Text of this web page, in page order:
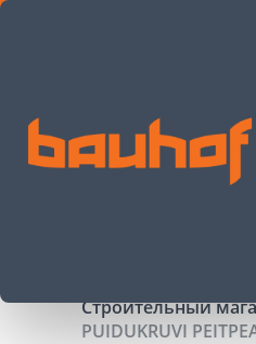
PUIDUKRUVI PEITPEA 2.5X16
Строительный
PUIDUKRUVI